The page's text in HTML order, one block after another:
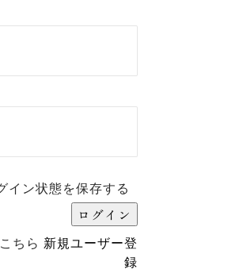
イン状態を保存する
ちら 新規ユーザー登
録